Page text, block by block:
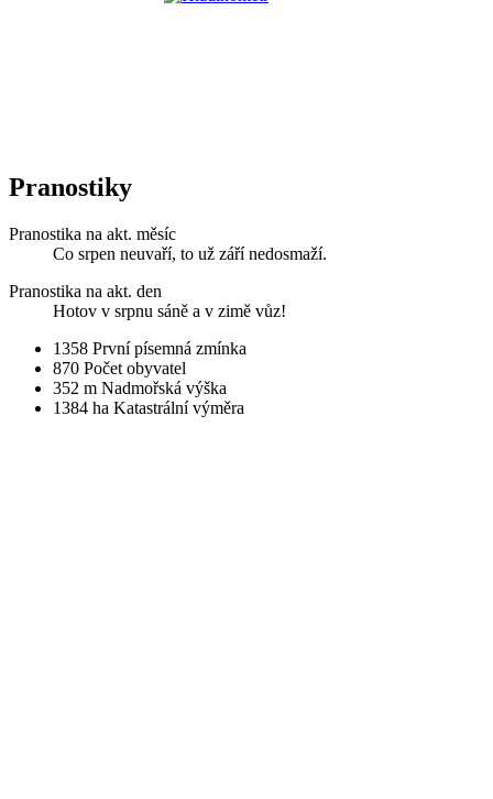
Pranostiky
Pranostika na akt. měsíc
Co srpen neuvaří, to už září nedosmaží.
Pranostika na akt. den
Hotov v srpnu sáně a v zimě vůz!
1358 První písemná zmínka
870 Počet obyvatel
352 m Nadmořská výška
1384 ha Katastrální výměra